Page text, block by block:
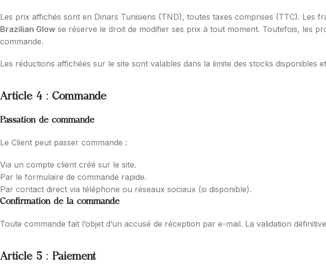
Les prix affichés sont en Dinars Tunisiens (TND), toutes taxes comprises (TTC). Les
Brazilian Glow se réserve le droit de modifier ses prix à tout moment. Toutefois, les
commande.
Les réductions affichées sur le site sont valables dans la limite des stocks disponibles
Article 4 : Commande
Passation de commande
Le Client peut passer commande :
Via un compte client créé sur le site.
Par le formulaire de commande rapide.
Par contact direct via téléphone ou réseaux sociaux (si disponible).
Confirmation de la commande
Toute commande fait l’objet d’un accusé de réception par e-mail. La validation
Article 5 : Paiement